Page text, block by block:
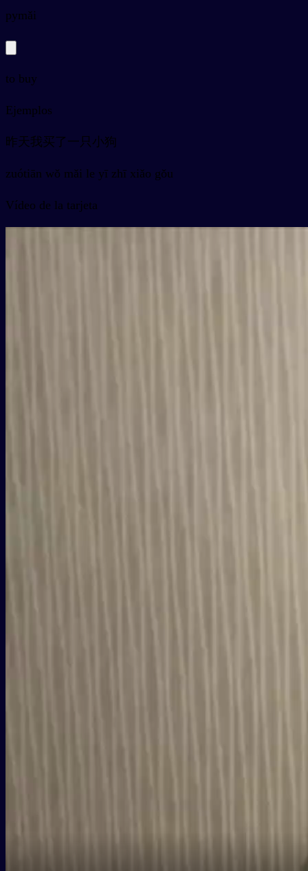
pymǎi
to buy
Ejemplos
昨天我买了一只小狗
zuótiān wǒ mǎi le yī zhī xiǎo gǒu
Vídeo de la tarjeta